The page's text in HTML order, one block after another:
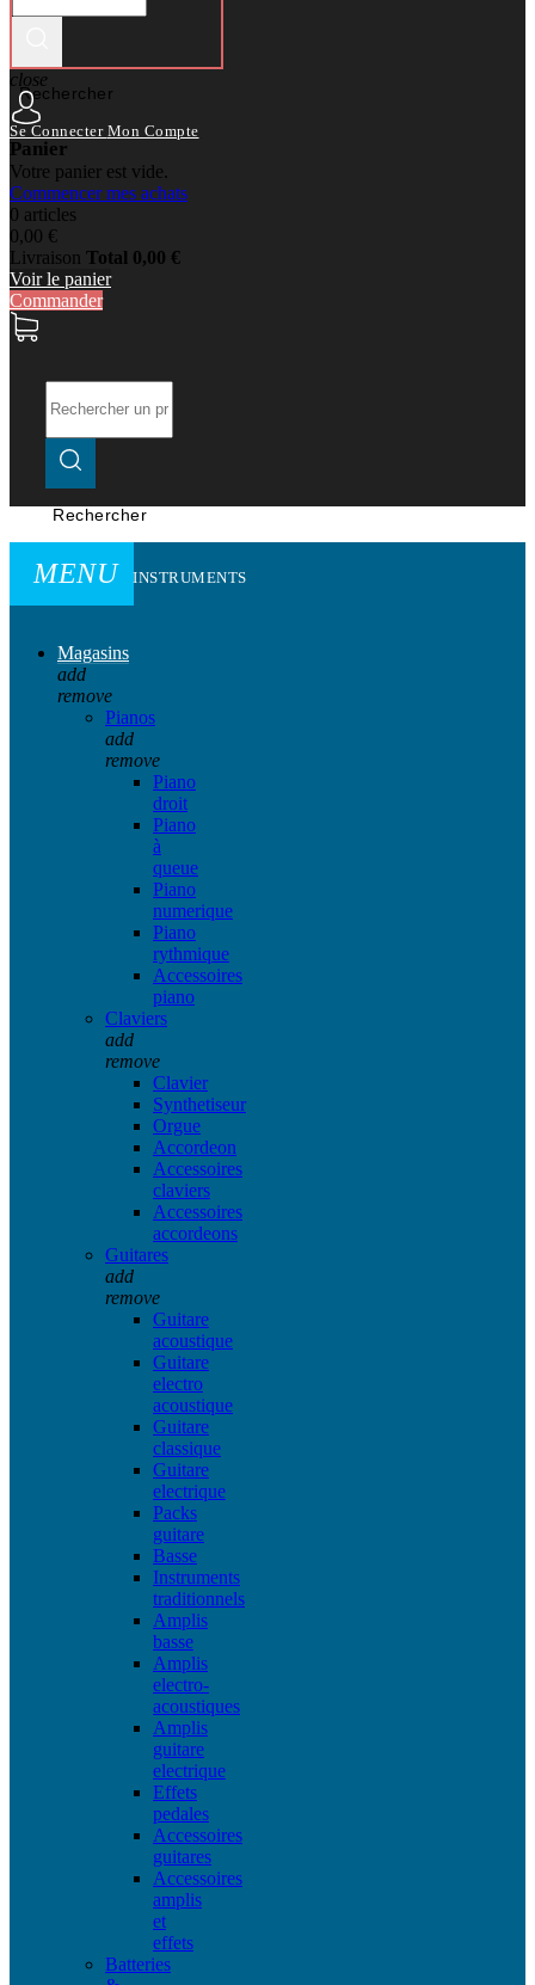
Rechercher
close
Se Connecter Mon Compte
Panier
Votre panier est vide.
Commencer mes achats
0 articles
0,00 €
Livraison Total 0,00 €
Voir le panier
Commander
Rechercher
MENU INSTRUMENTS
Magasins
add
remove
Pianos
add
remove
Piano
droit
Piano
à
queue
Piano
numerique
Piano
rythmique
Accessoires
piano
Claviers
add
remove
Clavier
Synthetiseur
Orgue
Accordeon
Accessoires
claviers
Accessoires
accordeons
Guitares
add
remove
Guitare
acoustique
Guitare
electro
acoustique
Guitare
classique
Guitare
electrique
Packs
guitare
Basse
Instruments
traditionnels
Amplis
basse
Amplis
electro-
acoustiques
Amplis
guitare
electrique
Effets
pedales
Accessoires
guitares
Accessoires
amplis
et
effets
Batteries